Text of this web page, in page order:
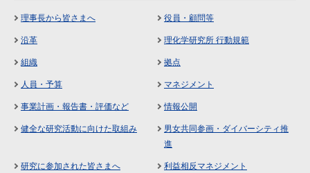
理事長から皆さまへ 役員・顧問等
沿革 理化学研究所 行動規範
組織 拠点
人員・予算 マネジメント
事業計画・報告書・評価など 情報公開
健全な研究活動に向けた取組み
男女共同参画・ダイバーシティ推
進
研究に参加された皆さまへ 利益相反マネジメント